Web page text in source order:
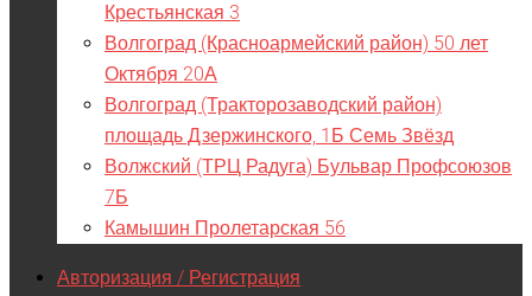
Крестьянская 3
Волгоград (Красноармейский район) 50 лет
Октября 20А
Волгоград (Тракторозаводский район)
площадь Дзержинского, 1Б Семь Звёзд
Волжский (ТРЦ Радуга) Бульвар Профсоюзов
7Б
Камышин Пролетарская 56
Авторизация / Регистрация